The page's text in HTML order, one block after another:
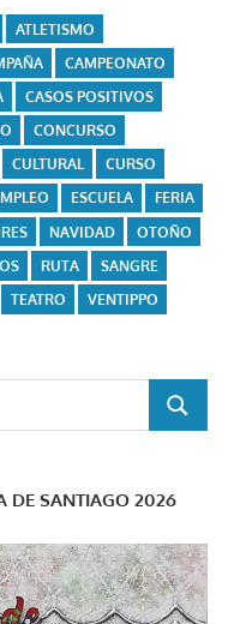
ATLETISMO
CAMPEONATO
CASOS POSITIVOS
CONCURSO
CULTURAL
CURSO
ESCUELA
FERIA
NAVIDAD
OTOÑO
RUTA
SANGRE
TEATRO
VENTIPPO
BUSCAR
DE SANTIAGO 2026